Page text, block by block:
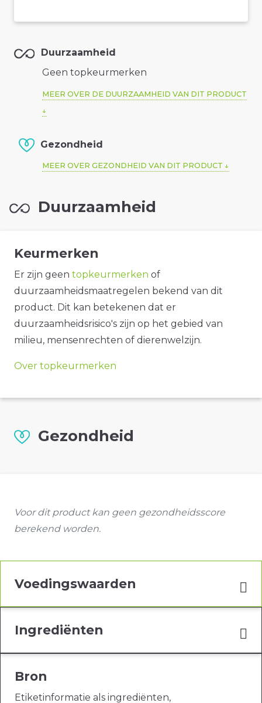
Duurzaamheid
Geen topkeurmerken
MEER OVER DE DUURZAAMHEID VAN DIT PRODUCT
Gezondheid
MEER OVER GEZONDHEID VAN DIT PRODUCT
Duurzaamheid
Keurmerken
Er zijn geen topkeurmerken of
duurzaamheidsmaatregelen bekend van dit
product. Dit kan betekenen dat er
duurzaamheidsrisico's zijn op het gebied van
milieu, mensenrechten of dierenwelzijn.
Over topkeurmerken
Gezondheid
Voor dit product kan geen gezondheidsscore
berekend worden.
Voedingswaarden
Ingrediënten
Bron
Etiketinformatie als ingrediënten,